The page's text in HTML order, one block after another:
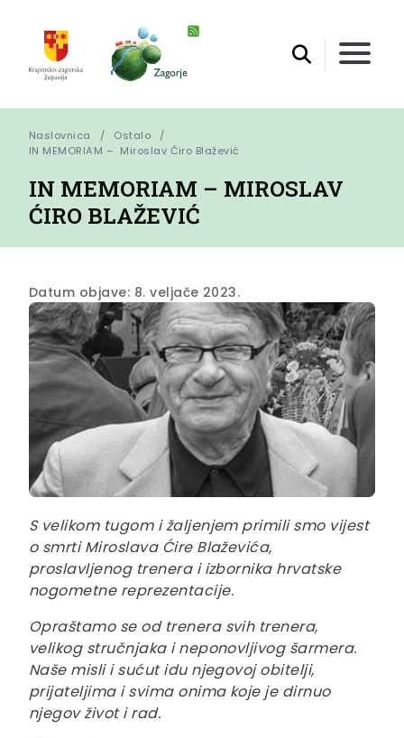
Naslovnica
Ostalo
IN MEMORIAM –  Miroslav Ćiro Blažević
IN MEMORIAM – MIROSLAV
ĆIRO BLAŽEVIĆ
Datum objave: 8. veljače 2023.
S velikom tugom i žaljenjem primili smo vijest
o smrti Miroslava Ćire Blaževića,
proslavljenog trenera i izbornika hrvatske
nogometne reprezentacije.
Opraštamo se od trenera svih trenera,
velikog stručnjaka i neponovljivog šarmera.
Naše misli i sućut idu njegovoj obitelji,
prijateljima i svima onima koje je dirnuo
njegov život i rad.